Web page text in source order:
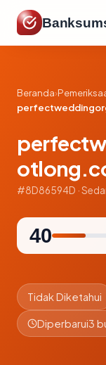
Beranda›
#8D86594D ·
40
Tidak Diketahui
Diperbarui3